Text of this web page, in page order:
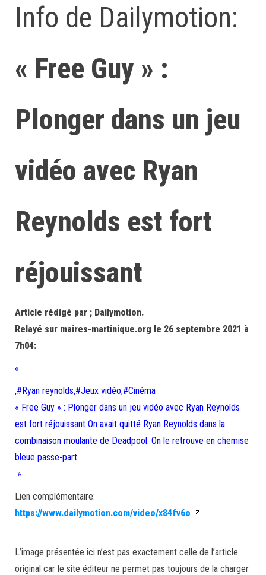
Info de Dailymotion:
« Free Guy » :
Plonger dans un jeu
vidéo avec Ryan
Reynolds est fort
réjouissant
Article rédigé par ; Dailymotion.
Relayé sur maires-martinique.org le 26 septembre 2021 à
7h04:
«
,#Ryan reynolds,#Jeux vidéo,#Cinéma
« Free Guy » : Plonger dans un jeu vidéo avec Ryan Reynolds
est fort réjouissant On avait quitté Ryan Reynolds dans la
combinaison moulante de Deadpool. On le retrouve en chemise
bleue passe-part
»
Lien complémentaire:
https://www.dailymotion.com/video/x84fv6o
L’image présentée ici n’est pas exactement celle de l’article
original car le site éditeur ne permet pas toujours de la charger